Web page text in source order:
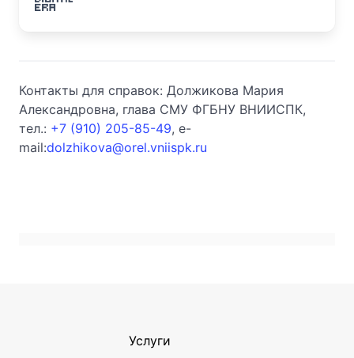
Контакты для справок: Должикова Мария
Александровна, глава СМУ ФГБНУ ВНИИСПК,
тел.: +7 (910) 205-85-49, e-
mail:dolzhikova@orel.vniispk.ru
Услуги